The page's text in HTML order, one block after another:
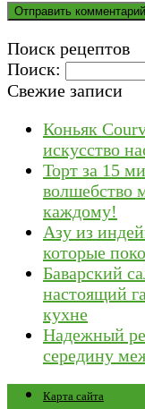
Поиск рецептов
Поиск:
Свежие записи
Коньяк
искусство
Торт за 15
волшебство
каждому!
Азу из
которые
Баварский
настоящий
кухне
Надежный
середину
Карта сайта